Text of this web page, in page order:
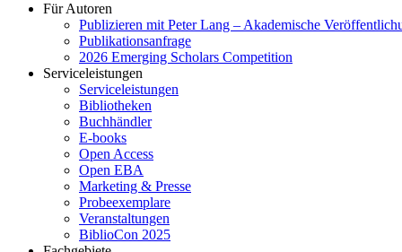
Für Autoren
Publizieren mit Peter Lang – Akademische
Publikationsanfrage
2026 Emerging Scholars Competition
Serviceleistungen
Serviceleistungen
Bibliotheken
Buchhändler
E-books
Open Access
Open EBA
Marketing & Presse
Probeexemplare
Veranstaltungen
BiblioCon 2025